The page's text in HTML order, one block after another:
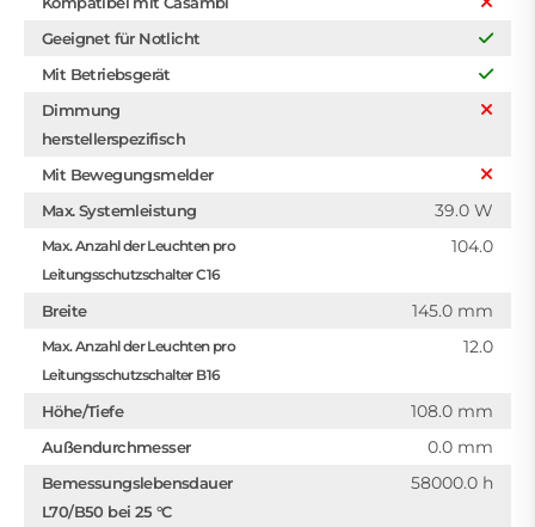
Geeignet für Notlicht
Mit Betriebsgerät
Dimmung
herstellerspezifisch
Mit Bewegungsmelder
Max. Systemleistung
39.0 W
Max. Anzahl der Leuchten pro
Leitungsschutzschalter C16
104.0
Breite 145.0 mm
Max. Anzahl der Leuchten pro
Leitungsschutzschalter B16
12.0
Höhe/Tiefe 108.0 mm
Außendurchmesser 0.0 mm
Bemessungslebensdauer
L70/B50 bei 25 °C
58000.0 h